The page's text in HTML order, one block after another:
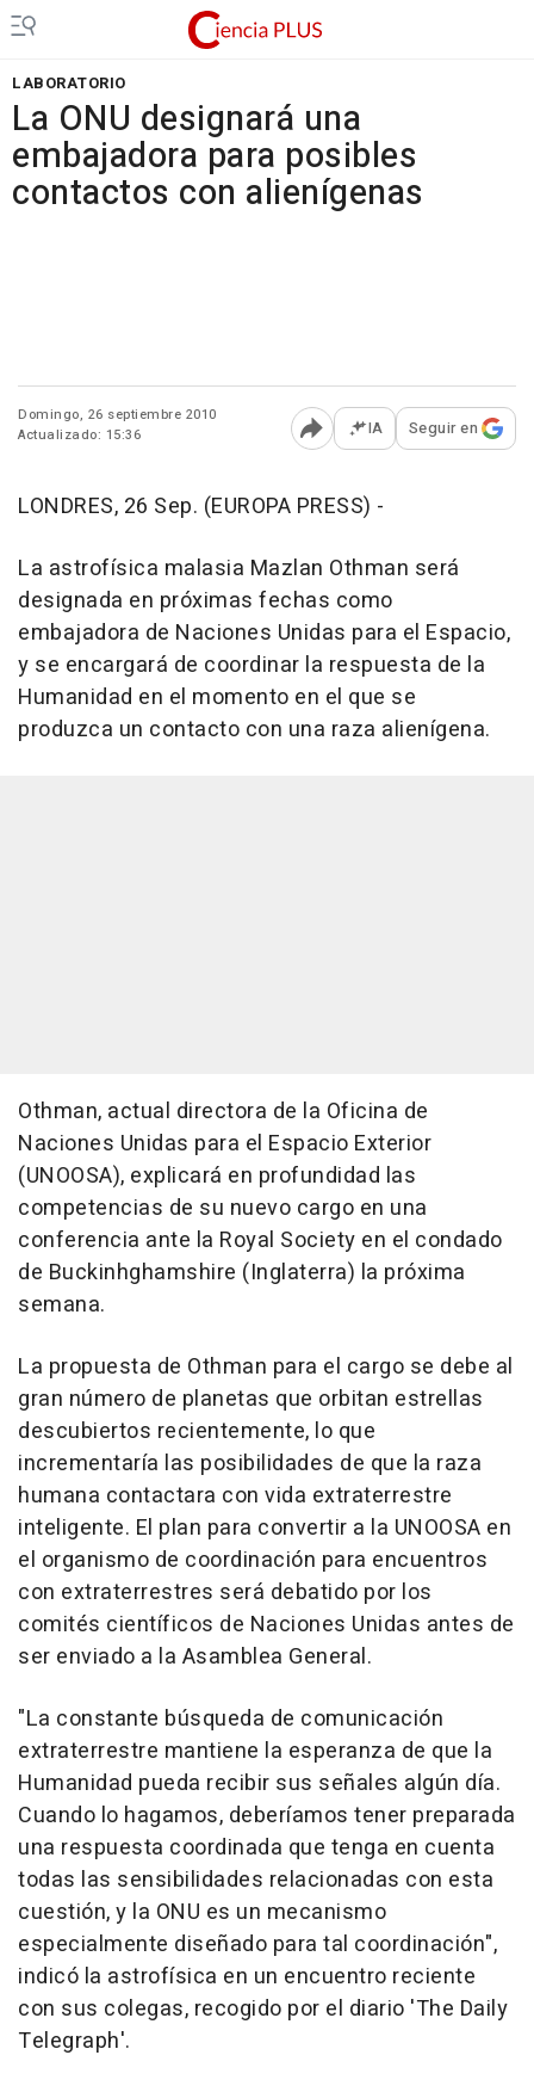
LABORATORIO
La ONU designará una
embajadora para posibles
contactos con alienígenas
Domingo, 26 septiembre 2010
Actualizado: 15:36
Abrir opciones para
IA Seguir en
LONDRES, 26 Sep. (EUROPA PRESS) -
La astrofísica malasia Mazlan Othman será
designada en próximas fechas como
embajadora de Naciones Unidas para el Espacio,
y se encargará de coordinar la respuesta de la
Humanidad en el momento en el que se
produzca un contacto con una raza alienígena.
Othman, actual directora de la Oficina de
Naciones Unidas para el Espacio Exterior
(UNOOSA), explicará en profundidad las
competencias de su nuevo cargo en una
conferencia ante la Royal Society en el condado
de Buckinhghamshire (Inglaterra) la próxima
semana.
La propuesta de Othman para el cargo se debe al
gran número de planetas que orbitan estrellas
descubiertos recientemente, lo que
incrementaría las posibilidades de que la raza
humana contactara con vida extraterrestre
inteligente. El plan para convertir a la UNOOSA en
el organismo de coordinación para encuentros
con extraterrestres será debatido por los
comités científicos de Naciones Unidas antes de
ser enviado a la Asamblea General.
"La constante búsqueda de comunicación
extraterrestre mantiene la esperanza de que la
Humanidad pueda recibir sus señales algún día.
Cuando lo hagamos, deberíamos tener preparada
una respuesta coordinada que tenga en cuenta
todas las sensibilidades relacionadas con esta
cuestión, y la ONU es un mecanismo
especialmente diseñado para tal coordinación",
indicó la astrofísica en un encuentro reciente
con sus colegas, recogido por el diario 'The Daily
Telegraph'.